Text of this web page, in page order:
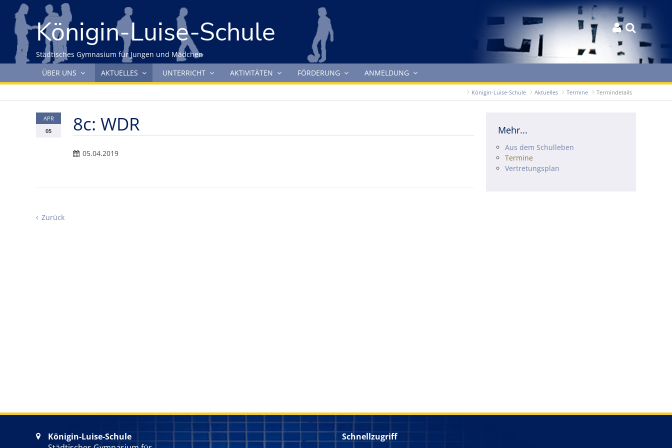
Gleich zum Inhalt der Seite springen
Königin-Luise-Schule  
Städtisches Gymnasium für Jungen und Mädchen
Navigation überspringen
ÜBER UNS AKTUELLES UNTERRICHT AKTIVITÄTEN FÖRDERUNG ANMELDUNG
Königin-Luise-Schule Aktuelles Termine Termindetails
APR
05
8c: WDR
05.04.2019
Zurück
Mehr...
Navigation überspringen
Aus dem Schulleben
Termine
Vertretungsplan

Königin-Luise-Schule
Schnellzugriff